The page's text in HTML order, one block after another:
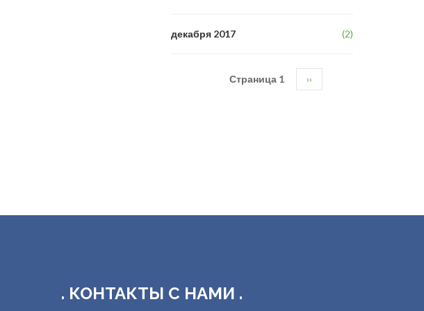
декабря 2017 (2)
Нумерация
Страница 1
Следующая
страница
››
. КОНТАКТЫ С НАМИ .